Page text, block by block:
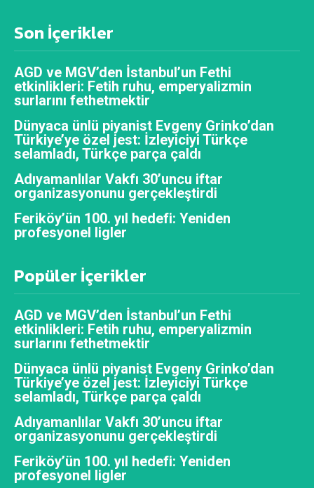
Son İçerikler
AGD ve MGV’den İstanbul’un Fethi
etkinlikleri: Fetih ruhu, emperyalizmin
surlarını fethetmektir
Dünyaca ünlü piyanist Evgeny Grinko’dan
Türkiye’ye özel jest: İzleyiciyi Türkçe
selamladı, Türkçe parça çaldı
Adıyamanlılar Vakfı 30’uncu iftar
organizasyonunu gerçekleştirdi
Feriköy’ün 100. yıl hedefi: Yeniden
profesyonel ligler
Popüler İçerikler
AGD ve MGV’den İstanbul’un Fethi
etkinlikleri: Fetih ruhu, emperyalizmin
surlarını fethetmektir
Dünyaca ünlü piyanist Evgeny Grinko’dan
Türkiye’ye özel jest: İzleyiciyi Türkçe
selamladı, Türkçe parça çaldı
Adıyamanlılar Vakfı 30’uncu iftar
organizasyonunu gerçekleştirdi
Feriköy’ün 100. yıl hedefi: Yeniden
profesyonel ligler